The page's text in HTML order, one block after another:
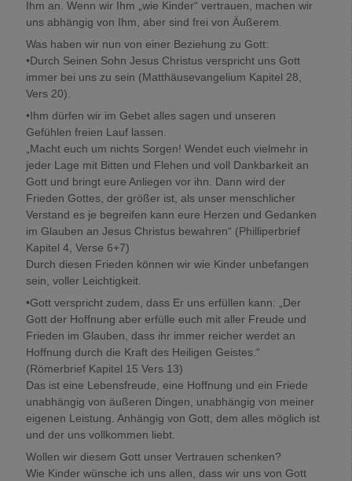
Ihm an. Wenn wir Ihm „wie Kinder“ vertrauen, machen wir
uns abhängig von Ihm, aber sind frei von Äußerem.
Was haben wir nun von einer Beziehung zu Gott:
•Durch Seinen Sohn Jesus Christus verspricht uns Gott
immer bei uns zu sein (Matthäusevangelium Kapitel 28,
Vers 20).
•Ihm dürfen wir im Gebet alles sagen und unseren
Gefühlen freien Lauf lassen.
„Macht euch um nichts Sorgen! Wendet euch vielmehr in
jeder Lage mit Bitten und Flehen und voll Dankbarkeit an
Gott und bringt eure Anliegen vor ihn. Dann wird der
Frieden Gottes, der größer ist, als unser menschlicher
Verstand es je begreifen kann eure Herzen und Gedanken
im Glauben an Jesus Christus bewahren“ (Philliperbrief
Kapitel 4, Verse 6+7)
Durch diesen Frieden können wir wie Kinder unbefangen
sein, voller Leichtigkeit.
•Gott verspricht zudem, dass Er uns erfüllen kann: „Der
Gott der Hoffnung aber erfülle euch mit aller Freude und
Frieden im Glauben, dass ihr immer reicher werdet an
Hoffnung durch die Kraft des Heiligen Geistes.“
(Römerbrief Kapitel 15 Vers 13)
Das ist eine Lebensfreude, eine Hoffnung und ein Friede
unabhängig von äußeren Dingen, unabhängig von meiner
eigenen Leistung. Anhängig von Gott, dem alles möglich ist
und der uns vollkommen liebt.
Wollen wir diesem Gott unser Vertrauen schenken?
Wie Kinder wünsche ich uns allen, dass wir uns von Gott